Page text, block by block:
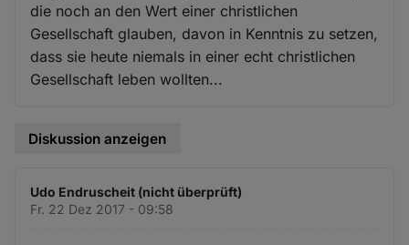
die noch an den Wert einer christlichen
Gesellschaft glauben, davon in Kenntnis zu setzen,
dass sie heute niemals in einer echt christlichen
Gesellschaft leben wollten...
Diskussion anzeigen
Udo Endruscheit (nicht überprüft)
Fr. 22 Dez 2017 - 09:58